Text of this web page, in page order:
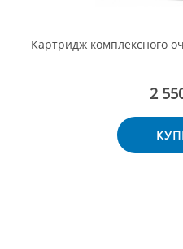
Картридж комплексного
2